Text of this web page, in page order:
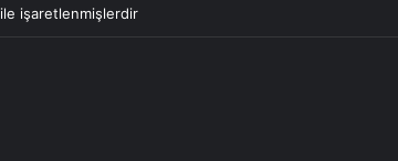
ile işaretlenmişlerdir